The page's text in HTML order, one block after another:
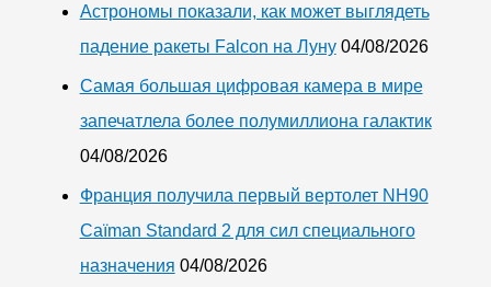
Астрономы показали, как может выглядеть
падение ракеты Falcon на Луну 04/08/2026
Самая большая цифровая камера в мире
запечатлела более полумиллиона галактик
04/08/2026
Франция получила первый вертолет NH90
Caïman Standard 2 для сил специального
назначения 04/08/2026